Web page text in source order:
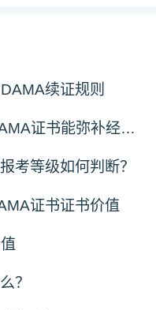
续证规则
零基础转行数据岗位，DAMA证书能弥补经验吗？
考等级如何判断？
证书证书价值
？